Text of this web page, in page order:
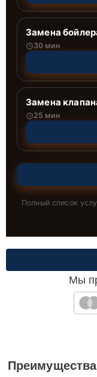
Замена
30 мин
Замена
25 мин
Полный список
Мы